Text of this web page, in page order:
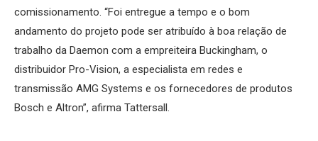
comissionamento. “Foi entregue a tempo e o bom
andamento do projeto pode ser atribuído à boa relação de
trabalho da Daemon com a empreiteira Buckingham, o
distribuidor Pro-Vision, a especialista em redes e
transmissão AMG Systems e os fornecedores de produtos
Bosch e Altron”, afirma Tattersall.